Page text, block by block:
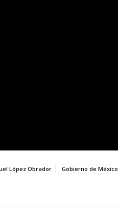
López Obrador
Gobierno de México